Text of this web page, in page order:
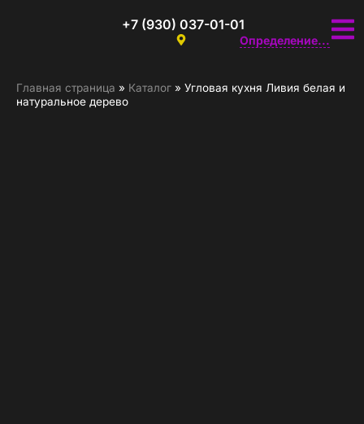
+7 (930) 037-01-01
Определение...
Главная страница » Каталог » Угловая кухня Ливия белая и
натуральное дерево